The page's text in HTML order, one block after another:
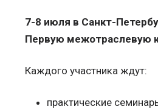
7-8 июля в Санкт-
Первую межотраслевую
Каждого участника ждут:
практические